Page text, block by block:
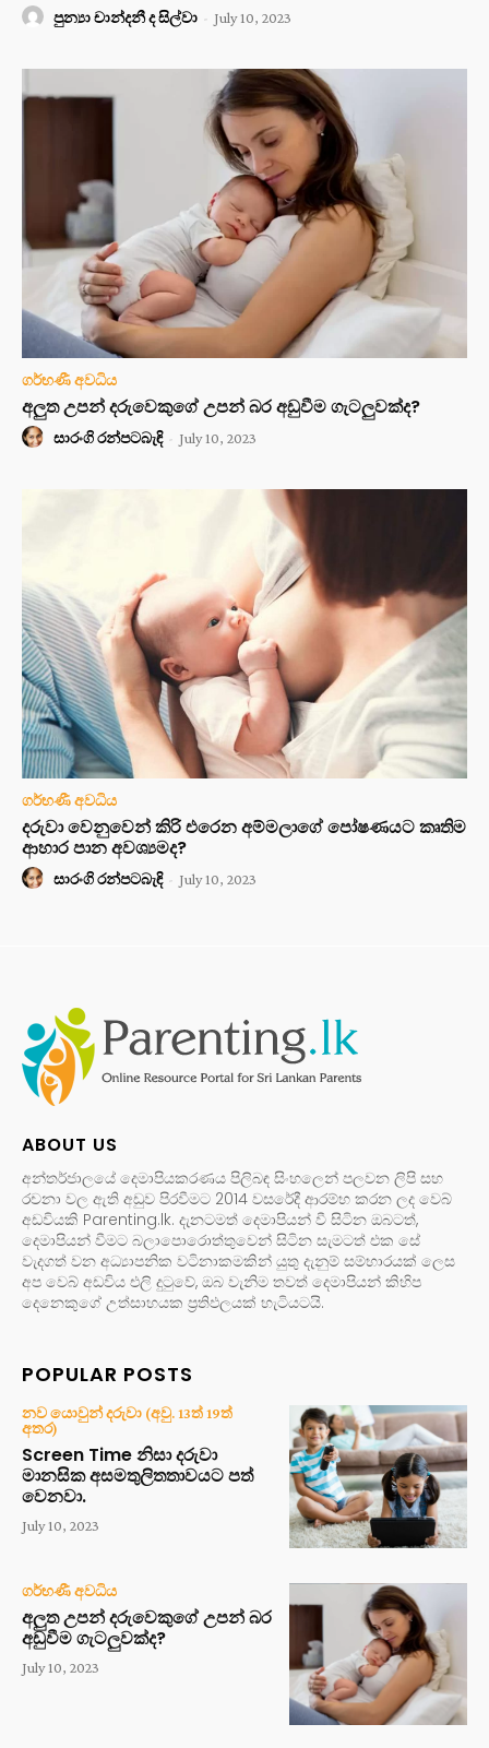
පුන්‍යා චාන්දනී ද සිල්වා - July 10, 2023
ගර්භණී අවධිය
අලුත උපන් දරුවෙකුගේ උපන් බර අඩුවීම ගැටලුවක්ද?
සාරංගි රන්පටබැඳි - July 10, 2023
ගර්භණී අවධිය
දරුවා වෙනුවෙන් කිරි එරෙන අම්මලාගේ පෝෂණයට කෘතිම
ආහාර පාන අවශ්‍යමද?
සාරංගි රන්පටබැඳි - July 10, 2023
ABOUT US
අන්තර්ජාලයේ දෙමාපියකරණය පිලිබඳ සිංහලෙන් පලවන ලිපි සහ
රචනා වල ඇති අඩුව පිරවීමට 2014 වසරේදී ආරම්භ කරන ලද වෙබ්
අඩවියකි Parenting.lk. දැනටමත් දෙමාපියන් වී සිටින ඔබටත්,
දෙමාපියන් වීමට බලාපොරොත්තුවෙන් සිටින සැමටත් එක සේ
වැදගත් වන අධ්‍යාපනික වටිනාකමකින් යුතු දැනුම් සම්භාරයක් ලෙස
අප වෙබ් අඩවිය එලි දුටුවේ, ඔබ වැනිම තවත් දෙමාපියන් කිහිප
දෙනෙකුගේ උත්සාහයක ප්‍රතිඵලයක් හැටියටයි.
POPULAR POSTS
නව යොවුන් දරුවා (අවු. 13ත් 19ත්
අතර)
Screen Time නිසා දරුවා
මානසික අසමතුලිතතාවයට පත්
වෙනවා.
July 10, 2023
ගර්භණී අවධිය
අලුත උපන් දරුවෙකුගේ උපන් බර
අඩුවීම ගැටලුවක්ද?
July 10, 2023